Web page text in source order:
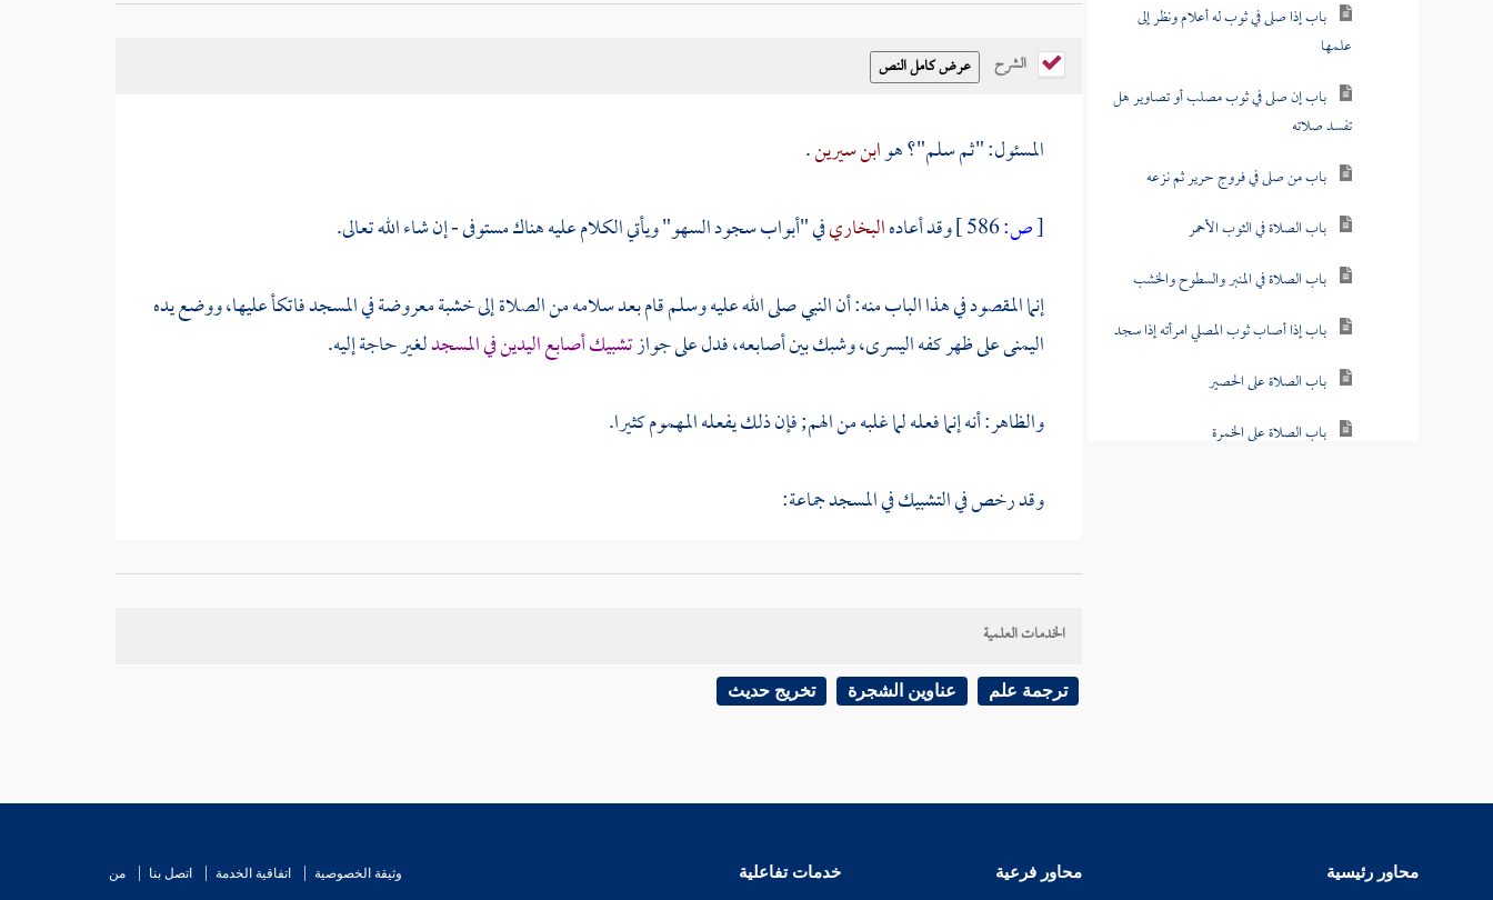
باب إذا صلى في ثوب له أعلام ونظر إلى
علمها
باب إن صلى في ثوب مصلب أو تصاوير هل
تفسد صلاته
باب من صلى في فروج حرير ثم نزعه
باب الصلاة في الثوب الأحمر
باب الصلاة في المنبر والسطوح والخشب
باب إذا أصاب ثوب المصلي امرأته إذا سجد
باب الصلاة على الحصير
باب الصلاة على الخمرة
الشرح
المسئول: "ثم سلم"؟ هوابن سيرين.
[ص: وقد أعادهالبخاريفي "أبواب سجود السهو" ويأتي الكلام عليه هناك مستوفى - إن شاء الله تعالى.
إنما المقصود في هذا الباب منه: أن النبي صلى الله عليه وسلم قام بعد سلامه من الصلاة إلى خشبة معروضة في المسجد فاتكأ عليها، ووضع يده
اليمنى على ظهر كفه اليسرى، وشبك بين أصابعه، فدل على جوازتشبيك أصابع اليدين في المسجدلغير حاجة إليه.
والظاهر: أنه إنما فعله لما غلبه من الهم; فإن ذلك يفعله المهموم كثيرا.
وقد رخص في التشبيك في المسجد جماعة:
قالوكيع: ثناالربيع بن صبيح، قال: رأيتالحسنفي المسجد هكذا - وشبكوكيعبين أصابعه.
يفطن، فالتفت إلىأبي سعيد، فقال: "إذا صلى أحدكم فلا يشبكن بين أصابعه; فإن التشبيك من الشيطان; وإن أحدكم لا يزال في صلاة ما دام
الخدمات العلمية
ترجمة علم عناوين الشجرة تخريج حديث
محاور رئيسية محاور فرعية خدمات تفاعلية وثيقة الخصوصية اتفاقية الخدمة اتصل بنا
من